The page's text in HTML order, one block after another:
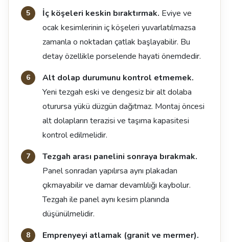
İç köşeleri keskin bıraktırmak. Eviye ve
ocak kesimlerinin iç köşeleri yuvarlatılmazsa
zamanla o noktadan çatlak başlayabilir. Bu
detay özellikle porselende hayati önemdedir.
Alt dolap durumunu kontrol etmemek.
Yeni tezgah eski ve dengesiz bir alt dolaba
oturursa yükü düzgün dağıtmaz. Montaj öncesi
alt dolapların terazisi ve taşıma kapasitesi
kontrol edilmelidir.
Tezgah arası panelini sonraya bırakmak.
Panel sonradan yapılırsa aynı plakadan
çıkmayabilir ve damar devamlılığı kaybolur.
Tezgah ile panel aynı kesim planında
düşünülmelidir.
Emprenyeyi atlamak (granit ve mermer).